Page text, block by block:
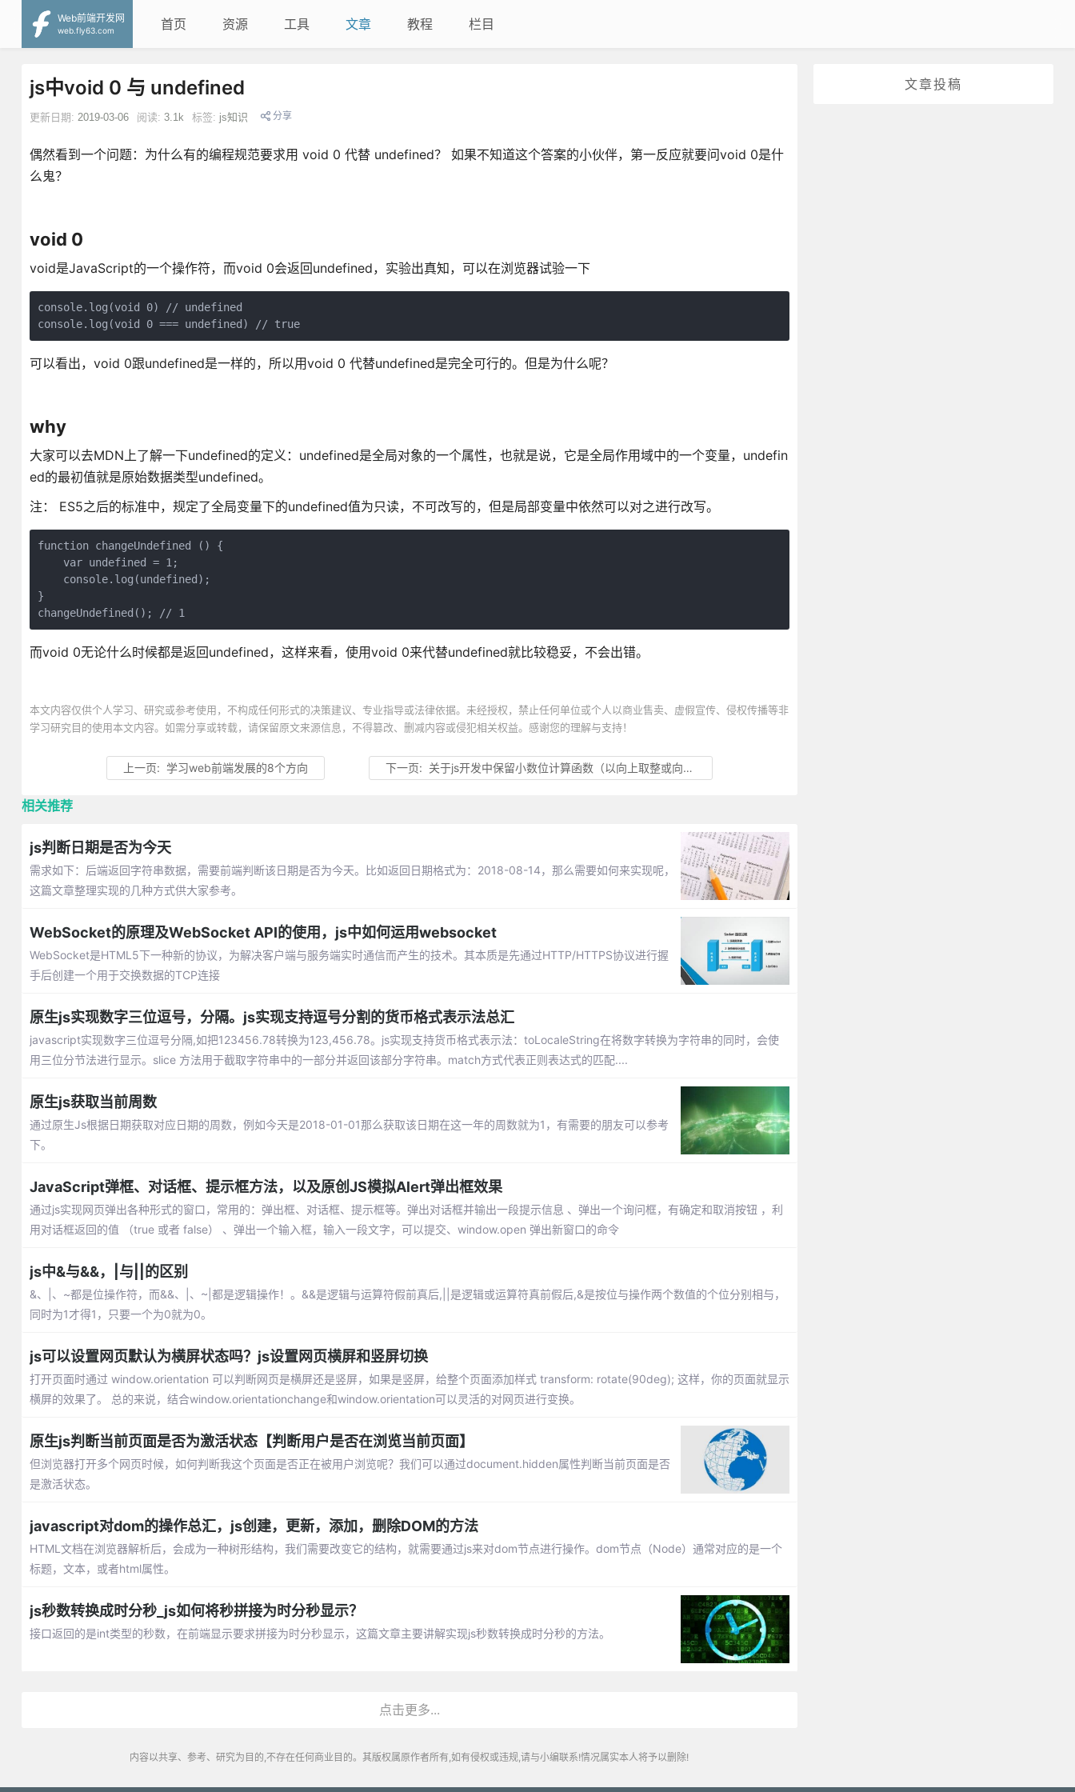
Web前端开发网
web.fly63.com
首页 资源 工具 文章 教程 栏目
文章投稿
js中void 0 与 undefined
更新日期: 2019-03-06 阅读: 3.1k 标签: js知识 分享
偶然看到一个问题：为什么有的编程规范要求用 void 0 代替 undefined？ 如果不知道这个答案的小伙伴，第一反应就要问void 0是什
么鬼？
void 0
void是JavaScript的一个操作符，而void 0会返回undefined，实验出真知，可以在浏览器试验一下
console.log(void 0) // undefined
console.log(void 0 === undefined) // true
可以看出，void 0跟undefined是一样的，所以用void 0 代替undefined是完全可行的。但是为什么呢？
why
大家可以去MDN上了解一下undefined的定义：undefined是全局对象的一个属性，也就是说，它是全局作用域中的一个变量，undefin
ed的最初值就是原始数据类型undefined。
注： ES5之后的标准中，规定了全局变量下的undefined值为只读，不可改写的，但是局部变量中依然可以对之进行改写。
function changeUndefined () {
    var undefined = 1;
    console.log(undefined);
}
changeUndefined(); // 1
而void 0无论什么时候都是返回undefined，这样来看，使用void 0来代替undefined就比较稳妥，不会出错。
本文内容仅供个人学习、研究或参考使用，不构成任何形式的决策建议、专业指导或法律依据。未经授权，禁止任何单位或个人以商业售卖、虚假宣传、侵权传播等非
学习研究目的使用本文内容。如需分享或转载，请保留原文来源信息，不得篡改、删减内容或侵犯相关权益。感谢您的理解与支持！
上一页: 学习web前端发展的8个方向 下一页: 关于js开发中保留小数位计算函数（以向上取整或向下取整的方式保留小数）
相关推荐
js判断日期是否为今天
需求如下：后端返回字符串数据，需要前端判断该日期是否为今天。比如返回日期格式为：2018-08-14，那么需要如何来实现呢，
这篇文章整理实现的几种方式供大家参考。
WebSocket的原理及WebSocket API的使用，js中如何运用websocket
WebSocket是HTML5下一种新的协议，为解决客户端与服务端实时通信而产生的技术。其本质是先通过HTTP/HTTPS协议进行握
手后创建一个用于交换数据的TCP连接
原生js实现数字三位逗号，分隔。js实现支持逗号分割的货币格式表示法总汇
javascript实现数字三位逗号分隔,如把123456.78转换为123,456.78。js实现支持货币格式表示法：toLocaleString在将数字转换为字符串的同时，会使
用三位分节法进行显示。slice 方法用于截取字符串中的一部分并返回该部分字符串。match方式代表正则表达式的匹配....
原生js获取当前周数
通过原生Js根据日期获取对应日期的周数，例如今天是2018-01-01那么获取该日期在这一年的周数就为1，有需要的朋友可以参考
下。
JavaScript弹框、对话框、提示框方法，以及原创JS模拟Alert弹出框效果
通过js实现网页弹出各种形式的窗口，常用的：弹出框、对话框、提示框等。弹出对话框并输出一段提示信息 、弹出一个询问框，有确定和取消按钮 ，利
用对话框返回的值 （true 或者 false） 、弹出一个输入框，输入一段文字，可以提交、window.open 弹出新窗口的命令
js中&与&&，|与||的区别
&、|、~都是位操作符，而&&、|、~|都是逻辑操作！。&&是逻辑与运算符假前真后,||是逻辑或运算符真前假后,&是按位与操作两个数值的个位分别相与，
同时为1才得1，只要一个为0就为0。
js可以设置网页默认为横屏状态吗？js设置网页横屏和竖屏切换
打开页面时通过 window.orientation 可以判断网页是横屏还是竖屏，如果是竖屏，给整个页面添加样式 transform: rotate(90deg); 这样，你的页面就显示
横屏的效果了。 总的来说，结合window.orientationchange和window.orientation可以灵活的对网页进行变换。
原生js判断当前页面是否为激活状态【判断用户是否在浏览当前页面】
但浏览器打开多个网页时候，如何判断我这个页面是否正在被用户浏览呢？我们可以通过document.hidden属性判断当前页面是否
是激活状态。
javascript对dom的操作总汇，js创建，更新，添加，删除DOM的方法
HTML文档在浏览器解析后，会成为一种树形结构，我们需要改变它的结构，就需要通过js来对dom节点进行操作。dom节点（Node）通常对应的是一个
标题，文本，或者html属性。
js秒数转换成时分秒_js如何将秒拼接为时分秒显示？
接口返回的是int类型的秒数，在前端显示要求拼接为时分秒显示，这篇文章主要讲解实现js秒数转换成时分秒的方法。
点击更多...
内容以共享、参考、研究为目的,不存在任何商业目的。其版权属原作者所有,如有侵权或违规,请与小编联系!情况属实本人将予以删除!